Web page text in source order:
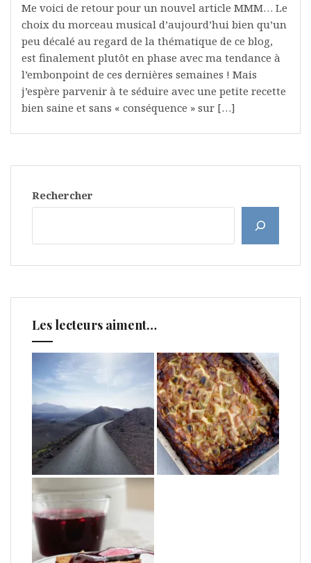
Me voici de retour pour un nouvel article MMM… Le
choix du morceau musical d’aujourd’hui bien qu’un
peu décalé au regard de la thématique de ce blog,
est finalement plutôt en phase avec ma tendance à
l’embonpoint de ces dernières semaines ! Mais
j’espère parvenir à te séduire avec une petite recette
bien saine et sans « conséquence » sur […]
Rechercher
Les lecteurs aiment…